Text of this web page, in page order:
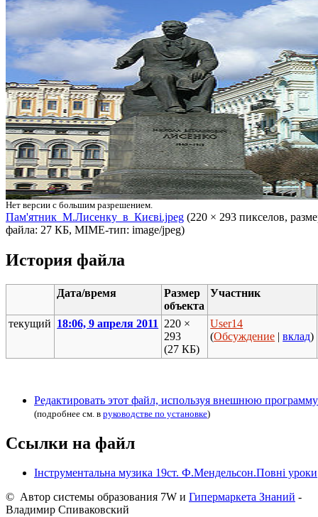
Нет версии с большим разрешением.
Пам'ятник_М.Лисенку_в_Києві.jpeg (220 × 293 пикселов,
файла: 27 КБ, MIME-тип: image/jpeg)
История файла
Дата/время
Размер
объекта
Участник
текущий 18:06, 9 апреля 2011
220 ×
293
(27 КБ)
User14
(Обсуждение |вклад)
Редактировать этот файл, используя внешнюю программу
(подробнее см. в руководстве по установке)
Ссылки на файл
Інструментальна музика 19ст. Ф.Мендельсон.Повні уроки
© Автор системы образования 7W и Гипермаркета Знаний -
Владимир Спиваковский